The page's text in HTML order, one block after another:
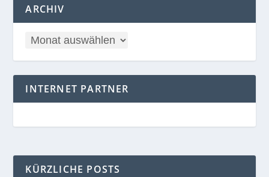
ARCHIV
INTERNET PARTNER
KÜRZLICHE POSTS